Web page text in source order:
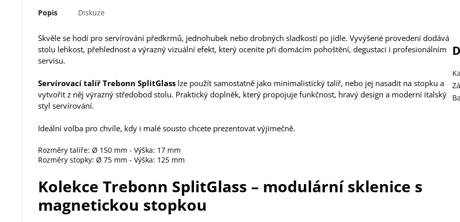
Popis Diskuze
Skvěle se hodí pro servírování předkrmů, jednohubek nebo drobných sladkostí po jídle. Vyvýšené provedení dodává
stolu lehkost, přehlednost a výrazný vizuální efekt, který oceníte při domácím pohoštění, degustaci i profesionálním
servisu.
Servírovací talíř Trebonn SplitGlass lze použít samostatně jako minimalistický talíř, nebo jej nasadit na stopku a
vytvořit z něj výrazný středobod stolu. Praktický doplněk, který propojuje funkčnost, hravý design a moderní italský
styl servírování.
Ideální volba pro chvíle, kdy i malé sousto chcete prezentovat výjimečně.
Rozměry talíře: Ø 150 mm - Výška: 17 mm
Rozměry stopky: Ø 75 mm - Výška: 125 mm
Kolekce Trebonn SplitGlass – modulární sklenice s
magnetickou stopkou